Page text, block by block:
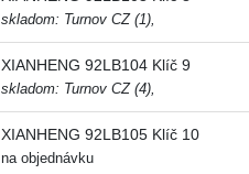
skladom: Turnov CZ (1),
XIANHENG 92LB104 Klíč 9
skladom: Turnov CZ (4),
XIANHENG 92LB105 Klíč 10
na objednávku